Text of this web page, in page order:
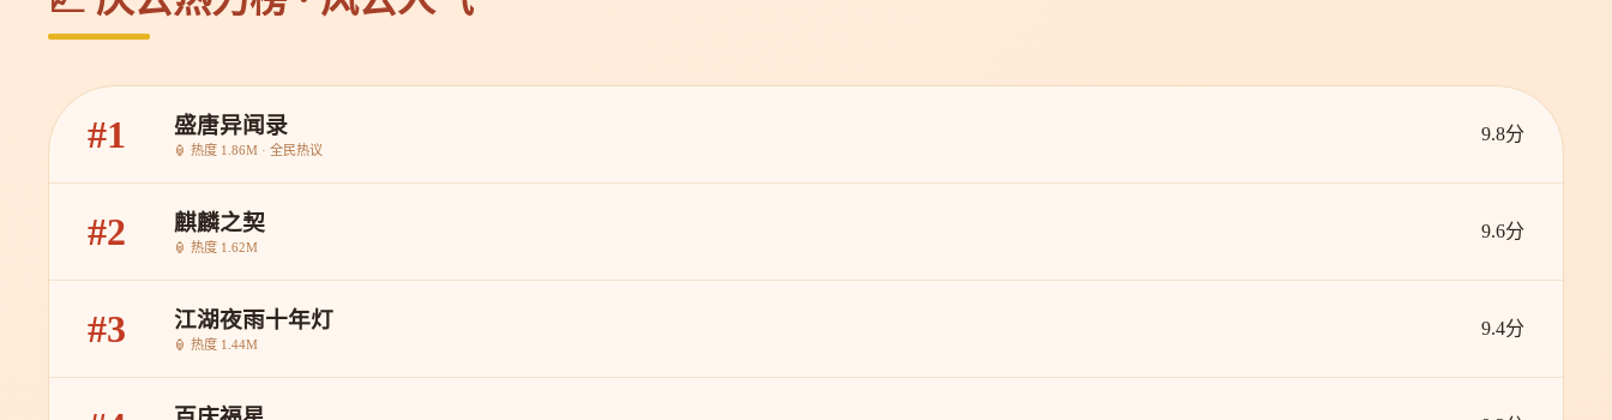
#1 盛唐异闻录
🏮 热度 1.86M · 全民热议
9.8分
#2 麒麟之契
🏮 热度 1.62M
9.6分
#3 江湖夜雨十年灯
🏮 热度 1.44M
9.4分